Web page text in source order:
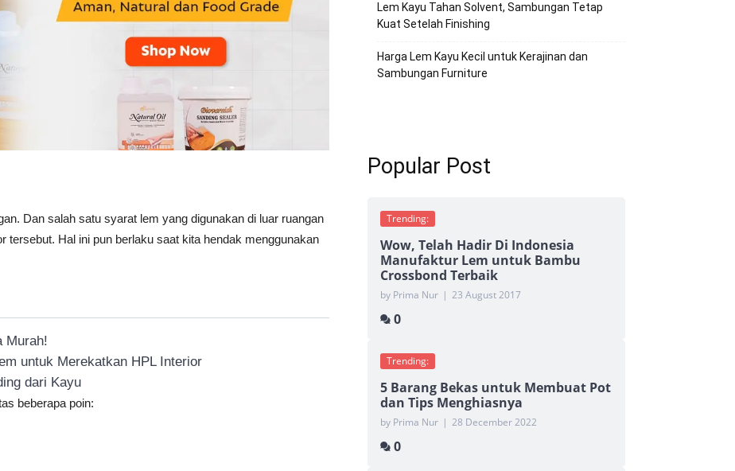
Dan salah satu syarat lem yang digunakan di luar ruangan
tersebut. Hal ini pun berlaku saat kita hendak menggunakan
Murah!
untuk Merekatkan HPL Interior
dari Kayu
beberapa poin:
Lem Kayu Tahan Solvent, Sambungan Tetap
Kuat Setelah Finishing
Harga Lem Kayu Kecil untuk Kerajinan dan
Sambungan Furniture
Popular Post
Trending:
Wow, Telah Hadir Di Indonesia
Manufaktur Lem untuk Bambu
Crossbond Terbaik
by Prima Nur | 23 August 2017
0
Trending:
5 Barang Bekas untuk Membuat Pot
dan Tips Menghiasnya
by Prima Nur | 28 December 2022
0